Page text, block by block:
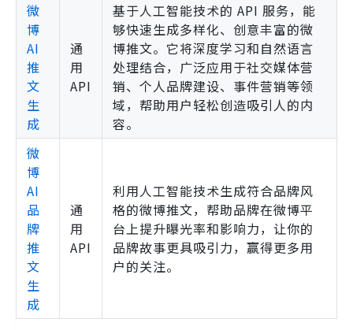
微
博
AI
推
文
生
成
通
用
API
基于人工智能技术的 API 服务，能
够快速生成多样化、创意丰富的微
博推文。它将深度学习和自然语言
处理结合，广泛应用于社交媒体营
销、个人品牌建设、事件营销等领
域，帮助用户轻松创造吸引人的内
容。
微
博
AI
品
牌
推
文
生
成
通
用
API
利用人工智能技术生成符合品牌风
格的微博推文，帮助品牌在微博平
台上提升曝光率和影响力，让你的
品牌故事更具吸引力，赢得更多用
户的关注。